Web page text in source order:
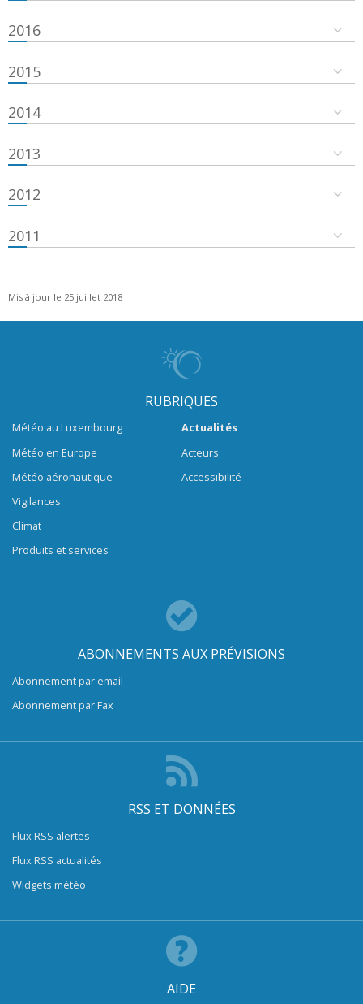
2016
2015
2014
2013
2012
2011
Mis à jour le 25 juillet 2018
RUBRIQUES
Météo au Luxembourg
Météo en Europe
Météo aéronautique
Vigilances
Climat
Produits et services
Actualités
Acteurs
Accessibilité
ABONNEMENTS AUX PRÉVISIONS
Abonnement par email
Abonnement par Fax
RSS ET DONNÉES
Flux RSS alertes
Flux RSS actualités
Widgets météo
AIDE